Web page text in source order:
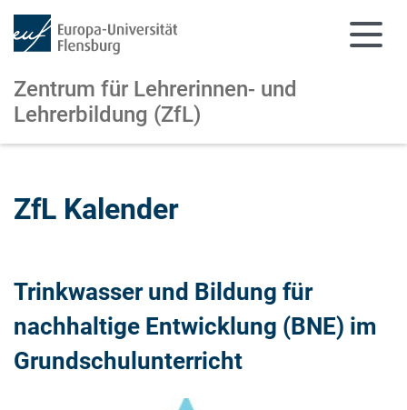
Zentrum für Lehrerinnen- und
Lehrerbildung (ZfL)
ZfL Kalender
Trinkwasser und Bildung für
nachhaltige Entwicklung (BNE) im
Grundschulunterricht